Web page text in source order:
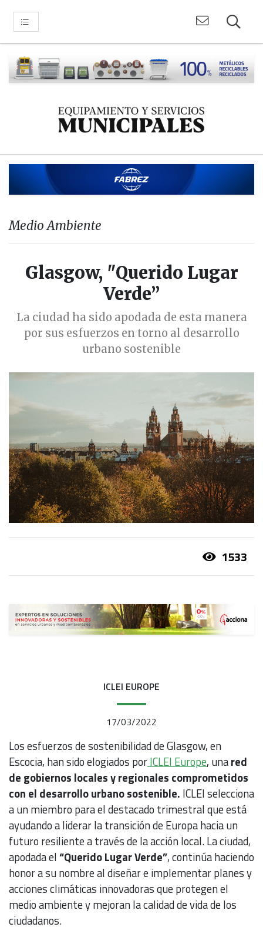
Medio Ambiente
Glasgow, "Querido Lugar
Verde”
La ciudad ha sido apodada de esta manera
por sus esfuerzos en torno al desarrollo
urbano sostenible
1533
ICLEI EUROPE
17/03/2022
Los esfuerzos de sostenibilidad de Glasgow, en
Escocia, han sido elogiados porICLEI Europe, unared
de gobiernos locales y regionales comprometidos
con el desarrollo urbano sostenible. ICLEI selecciona
a un miembro para el destacado trimestral que está
ayudando a liderar la transición de Europa hacia un
futuro resiliente a través de la acción local. La ciudad,
apodada el“Querido Lugar Verde”, continúa haciendo
honor a su nombre al diseñar e implementar planes y
acciones climáticas innovadoras que protegen el
medio ambiente y mejoran la calidad de vida de los
ciudadanos.